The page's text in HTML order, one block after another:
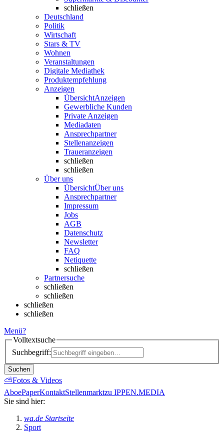
schließen
Deutschland
Politik
Wirtschaft
Stars & TV
Wohnen
Veranstaltungen
Digitale Mediathek
Produktempfehlung
Anzeigen
ÜbersichtAnzeigen
Gewerbliche Kunden
Private Anzeigen
Mediadaten
Ansprechpartner
Stellenanzeigen
Traueranzeigen
schließen
schließen
Über uns
ÜbersichtÜber uns
Ansprechpartner
Impressum
Jobs
AGB
Datenschutz
Newsletter
FAQ
Netiquette
schließen
Partnersuche
schließen
schließen
schließen
schließen
Menü?
Volltextsuche
Suchbegriff:
Suchen
⛅Fotos & Videos
AboePaperKontaktStellenmarktzu IPPEN.MEDIA
Sie sind hier:
wa.de Startseite
Sport